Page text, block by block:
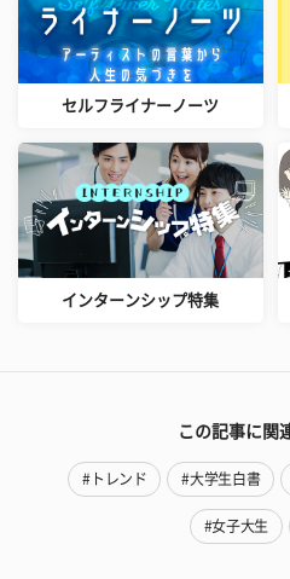
セルフライナーノーツ
インターンシップ特集
この記事に関
#トレンド #大学生白書
#女子大生